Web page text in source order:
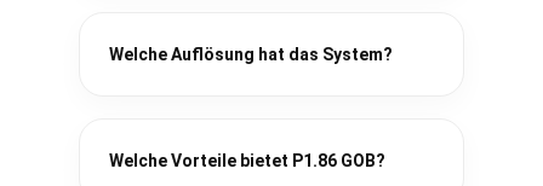
Welche Auflösung hat das System?
Welche Vorteile bietet P1.86 GOB?